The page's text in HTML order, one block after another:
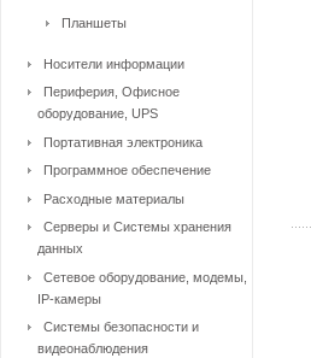
Планшеты
Носители информации
Периферия, Офисное
оборудование, UPS
Портативная электроника
Программное обеспечение
Расходные материалы
Серверы и Системы хранения
данных
Сетевое оборудование, модемы,
IP-камеры
Системы безопасности и
видеонаблюдения